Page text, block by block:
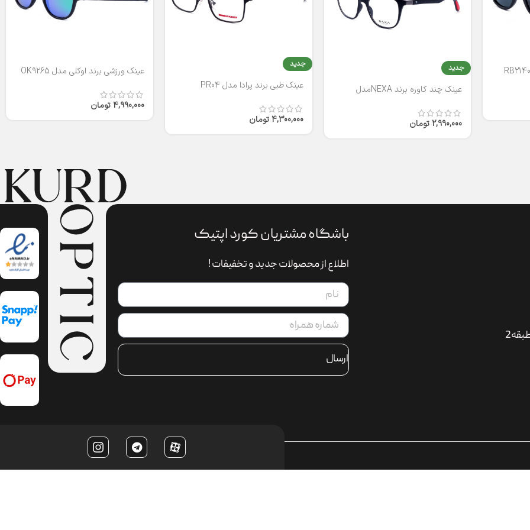
جدید
عینک چند کاوره برند NEXAمدل
2,990,000 تومان
جدید
عینک طبی برند پرادا مدل PR04
4,300,000 تومان
عینک ورزشی برند اوکلی مدل OK9265
4,990,000 تومان
باشگاه مشتریان کورد اپتیک
اطلاع از محصولات جدید و تخفیفات !
ارسال